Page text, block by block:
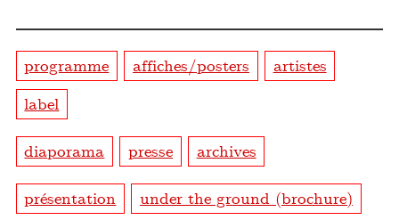
programme affiches/posters
artistes
label
diaporama presse archives
présentation under the ground (brochure)